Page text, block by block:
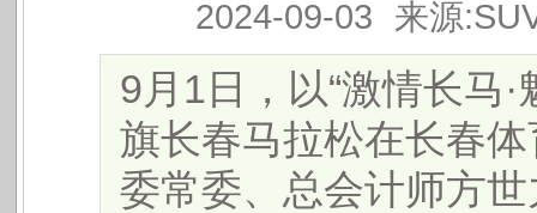
2024-09-03 来源
9月1日，以“激情长马
旗长春马拉松在长春
委常委、总会计师方